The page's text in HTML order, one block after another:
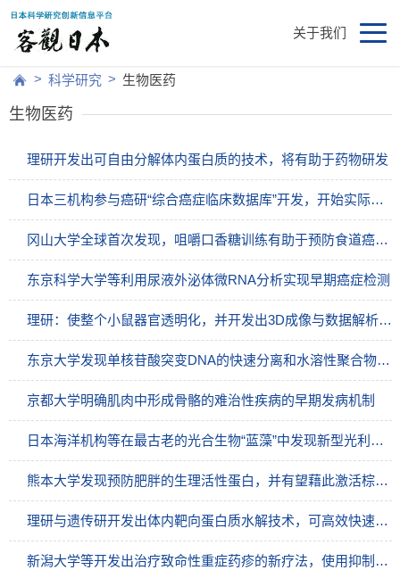
关于我们
> 科学研究 > 生物医药
生物医药
理研开发出可自由分解体内蛋白质的技术，将有助于药物研发
日本三机构参与癌研“综合癌症临床数据库”开发，开始实际构筑
冈山大学全球首次发现，咀嚼口香糖训练有助于预防食道癌术后误咽和发热
东京科学大学等利用尿液外泌体微RNA分析实现早期癌症检测
理研：使整个小鼠器官透明化，并开发出3D成像与数据解析方法
东京大学发现单核苷酸突变DNA的快速分离和水溶性聚合物在固液界面液-液相分离的新现象
京都大学明确肌肉中形成骨骼的难治性疾病的早期发病机制
日本海洋机构等在最古老的光合生物“蓝藻”中发现新型光利用系统
熊本大学发现预防肥胖的生理活性蛋白，并有望藉此激活棕色脂肪治疗糖尿病
理研与遗传研开发出体内靶向蛋白质水解技术，可高效快速降解靶向蛋白质
新潟大学等开发出治疗致命性重症药疹的新疗法，使用抑制剂取得良好效果